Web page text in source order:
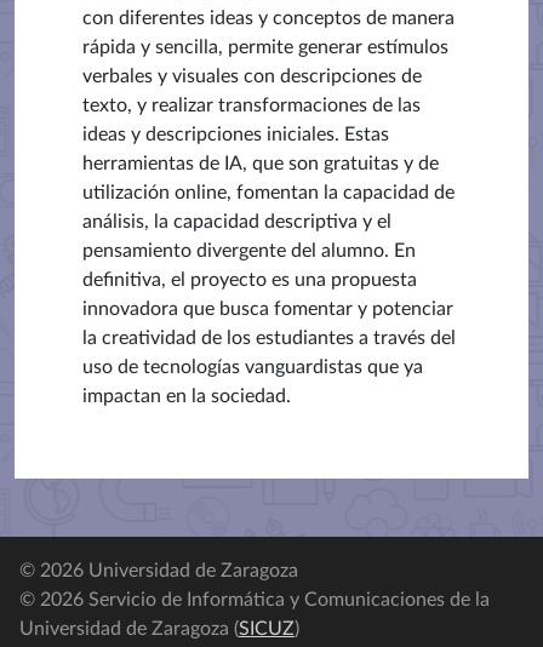
con diferentes ideas y conceptos de manera
rápida y sencilla, permite generar estímulos
verbales y visuales con descripciones de
texto, y realizar transformaciones de las
ideas y descripciones iniciales. Estas
herramientas de IA, que son gratuitas y de
utilización online, fomentan la capacidad de
análisis, la capacidad descriptiva y el
pensamiento divergente del alumno. En
definitiva, el proyecto es una propuesta
innovadora que busca fomentar y potenciar
la creatividad de los estudiantes a través del
uso de tecnologías vanguardistas que ya
impactan en la sociedad.
© 2026 Universidad de Zaragoza
© 2026 Servicio de Informática y Comunicaciones de la
Universidad de Zaragoza (SICUZ)